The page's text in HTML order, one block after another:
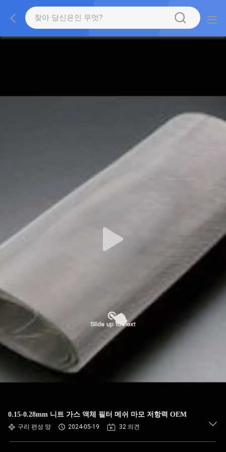
0.15-0.28mm 니트 가스 액체 필터 메쉬 마모 저항력 OEM
구리 편성 망 2024-05-19 32 의견